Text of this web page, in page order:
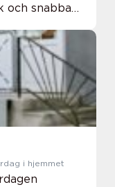
och snabba
med någ...
i hjemmet